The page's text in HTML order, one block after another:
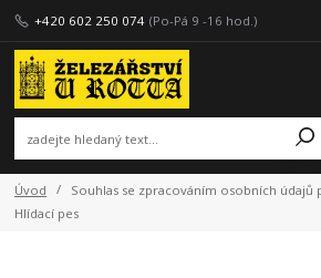
+420 602 250 074 (Po-Pá 9 -16 hod.)
Úvod
Souhlas se zpracováním osobních údajů
Hlídací pes